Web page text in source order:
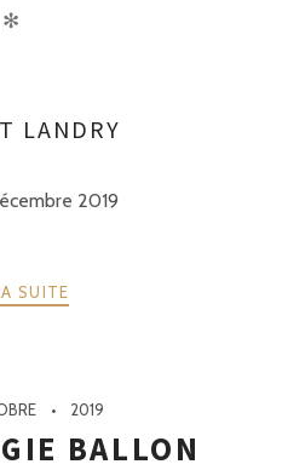
✻
LANDRY
2019
SUITE
2019
BALLON